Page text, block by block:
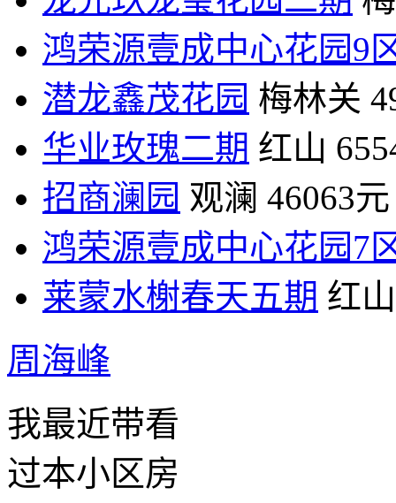
鸿荣源壹成中心花园9
潜龙鑫茂花园 梅林关
华业玫瑰二期 红山
招商澜园 观澜 46063元
鸿荣源壹成中心花园7
莱蒙水榭春天五期 红山
周海峰
我最近带看
过本小区房